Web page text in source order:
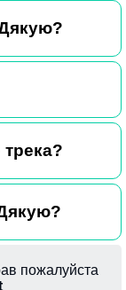
трека?
пожалуйста